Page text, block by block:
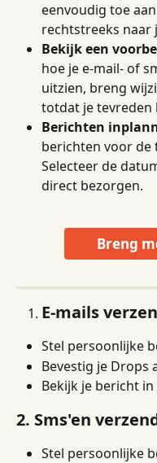
eenvoudig toe
rechtstreeks naar
Bekijk een
hoe je e-mail- of
uitzien, breng
totdat je tevreden
Berichten
berichten voor de
Selecteer de
direct bezorgen.
Breng
E-mails
Stel persoonlijke
Bevestig je Drops
Bekijk je bericht
2. Sms'en
Stel persoonlijke